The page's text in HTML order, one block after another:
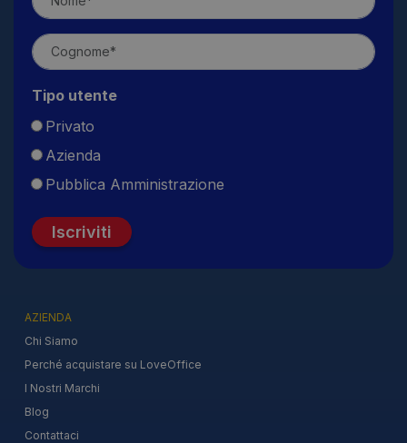
Tipo utente
Privato
Azienda
Pubblica Amministrazione
Iscriviti
AZIENDA
Chi Siamo
Perché acquistare su LoveOffice
I Nostri Marchi
Blog
Contattaci